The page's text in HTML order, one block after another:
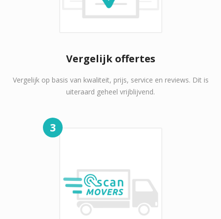
Vergelijk offertes
Vergelijk op basis van kwaliteit, prijs, service en reviews. Dit is
uiteraard geheel vrijblijvend.
3